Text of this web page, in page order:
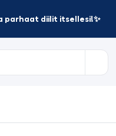
parhaat diilit itsellesi!✨